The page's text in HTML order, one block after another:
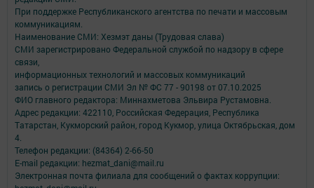
При поддержке Республиканского агентства по печати и массовым
коммуникациям.
Наименование СМИ: Хезмэт даны (Трудовая слава)
СМИ зарегистрировано Федеральной службой по надзору в сфере
связи,
информационных технологий и массовых коммуникаций
запись о регистрации СМИ Эл № ФС 77 - 90198 от 07.10.2025
ФИО главного редактора: Миннахметова Эльвира Рустамовна.
Адрес редакции: 422110, Российская Федерация, Республика
Татарстан, Кукморский район, город Кукмор, улица Октябрьская, дом
4.
Телефон редакции: (84364) 2-66-50
E-mail редакции: hezmat_dani@mail.ru
Электронная почта филиала для сообщений о фактах коррупции: